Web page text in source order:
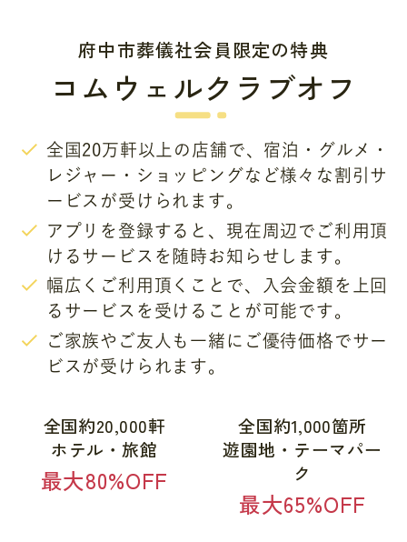
府中市葬儀社会員限定の特典
コムウェルクラブオフ
全国20万軒以上の店舗で、宿泊・グルメ・
レジャー・ショッピングなど様々な割引サ
ービスが受けられます。
アプリを登録すると、現在周辺でご利用頂
けるサービスを随時お知らせします。
幅広くご利用頂くことで、入会金額を上回
るサービスを受けることが可能です。
ご家族やご友人も一緒にご優待価格でサー
ビスが受けられます。
全国約20,000軒
ホテル・旅館
最大80%OFF
全国約1,000箇所
遊園地・テーマパー
ク
最大65%OFF